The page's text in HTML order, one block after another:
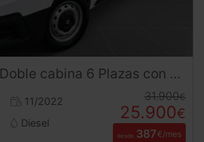
Doble cabina 6 Plazas con separador de carga LH1 150CV
11/2022
Diesel
31.900€
25.900€
desde 387€/mes